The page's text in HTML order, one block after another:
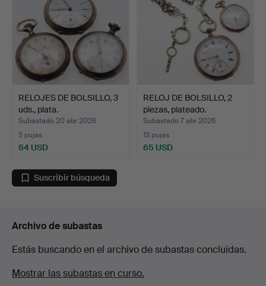
RELOJES DE BOLSILLO, 3
uds., plata.
Subastado 20 abr 2026
5 pujas
64 USD
RELOJ DE BOLSILLO, 2
piezas, plateado.
Subastado 7 abr 2026
13 pujas
65 USD
Suscribir búsqueda
Archivo de subastas
Estás buscando en el archivo de subastas concluidas.
Mostrar las subastas en curso.